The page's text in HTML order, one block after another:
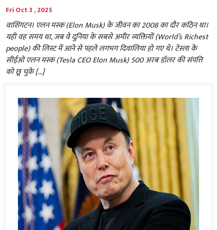
Fri Oct 3 , 2025
वाशिंगटन। एलन मस्क (Elon Musk) के जीवन का 2008 का दौर कठिन था।
यही वह समय था, जब वे दुनिया के सबसे अमीर व्यक्तियों (World’s Richest
people) की लिस्ट में आने से पहले लगभग दिवालिया हो गए थे। टेस्ला के
सीईओ एलन मस्क (Tesla CEO Elon Musk) 500 अरब डॉलर की संपत्ति
को छू चुके […]